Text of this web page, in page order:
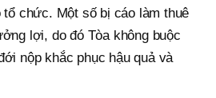
chức. Một số bị cáo làm thuê
lợi, do đó Tòa không buộc
nộp khắc phục hậu quả và